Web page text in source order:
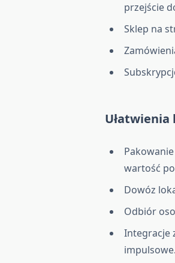
przejście
Sklep na
Ułatwienia
wartość
Dowóz
Odbiór
Integracje
impulsowe.